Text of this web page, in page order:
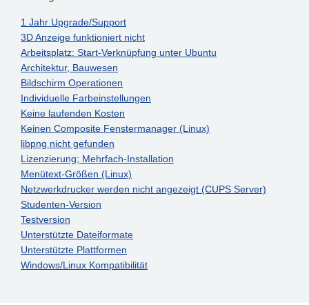
1 Jahr Upgrade/Support
3D Anzeige funktioniert nicht
Arbeitsplatz: Start-Verknüpfung unter Ubuntu
Architektur, Bauwesen
Bildschirm Operationen
Individuelle Farbeinstellungen
Keine laufenden Kosten
Keinen Composite Fenstermanager (Linux)
libpng nicht gefunden
Lizenzierung; Mehrfach-Installation
Menütext-Größen (Linux)
Netzwerkdrucker werden nicht angezeigt (CUPS Server)
Studenten-Version
Testversion
Unterstützte Dateiformate
Unterstützte Plattformen
Windows/Linux Kompatibilität